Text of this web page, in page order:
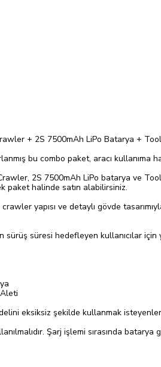
+ 2S 7500mAh LiPo Batarya +
bu combo paket, aracı
2S 7500mAh LiPo batarya ve
paket halinde satın alabilirsiniz.
yapısı ve detaylı gövde
sürüş süresi hedefleyen kullanıcılar
eksiksiz şekilde kullanmak isteyenler
Şarj işlemi sırasında